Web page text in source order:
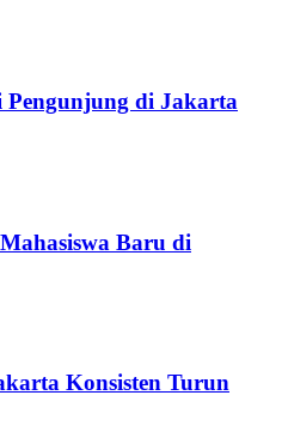
Pengunjung di Jakarta
Baru di
Konsisten Turun